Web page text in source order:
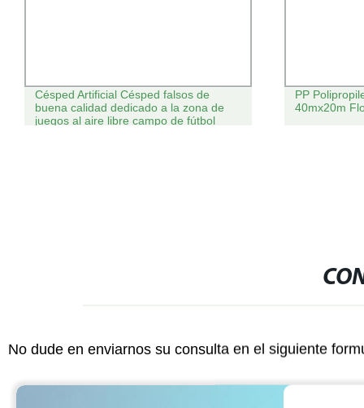
PP Polipropileno Floorball Rinks
40mx20m Floorball Rink Barrier
Uninfilled
fútbol no-
No dude en enviarnos su consulta en el siguiente